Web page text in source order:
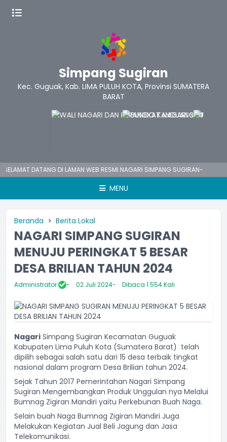
Simpang Sugiran
Kec. Guguak, Kab. LIMA PULUH KOTA, Provinsi SUMATERA
BARAT
DATANG DI LAMAN WEB RESMI NAGARI SIMPANG SUGIRAN-
MENU
Beranda Berita Lokal
NAGARI SIMPANG SUGIRAN
MENUJU PERINGKAT 5 BESAR
DESA BRILIAN TAHUN 2024
Administrator 02 Juli 2024 Dibaca 1.554 Kali
Nagari Simpang Sugiran Kecamatan Guguak
Kabupaten Lima Puluh Kota (Sumatera Barat) telah
dipilih sebagai salah satu dari 15 desa terbaik tingkat
nasional dalam program Desa Brilian tahun 2024.
Sejak Tahun 2017 Pemerintahan Nagari Simpang
Sugiran Mengembangkan Produk Unggulan nya Melalui
Bumnag Zigiran Mandiri yaitu Perkebunan Buah Naga.
Selain buah Naga Bumnag Zigiran Mandiri Juga
Melakukan Kegiatan Jual Beli Jagung dan Jasa
Telekomunikasi.